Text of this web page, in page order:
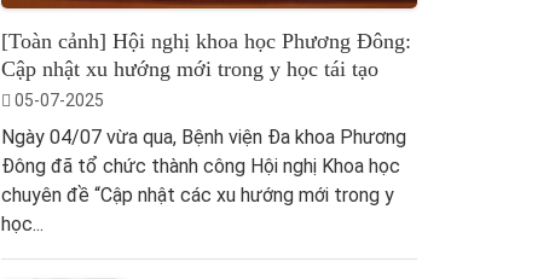
[Toàn cảnh] Hội nghị khoa học Phương Đông:
Cập nhật xu hướng mới trong y học tái tạo
05-07-2025
Ngày 04/07 vừa qua, Bệnh viện Đa khoa Phương
Đông đã tổ chức thành công Hội nghị Khoa học
chuyên đề “Cập nhật các xu hướng mới trong y
học...